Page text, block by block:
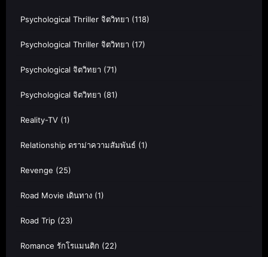
Psychological Thriller จิตวิทยา (118)
Psychological Thriller จิตวิทยา (17)
Psychological จิตวิทยา (71)
Psychological จิตวิทยา (81)
Reality-TV (1)
Relationship ดราม่าความสัมพันธ์ (1)
Revenge (25)
Road Movie เดินทาง (1)
Road Trip (23)
Romance รักโรแมนติก (22)